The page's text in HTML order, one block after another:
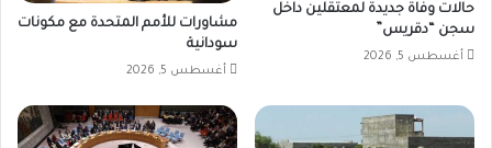
حالات وفاة جديدة لمعتقلين داخل
سجن “دقريس”
أغسطس 5, 2026
مشاورات للأمم المتحدة مع مكونات
سودانية
أغسطس 5, 2026